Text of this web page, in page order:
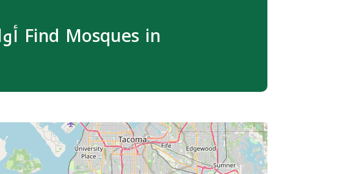
Find Mosques in أولمبيا, الاولايات المتحدة الامريكية, USA